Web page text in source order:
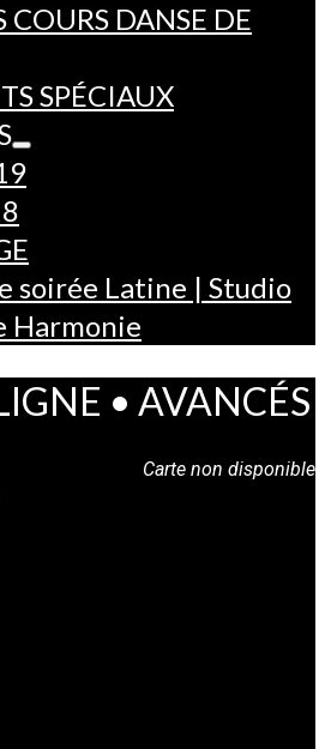
COURS DANSE DE
SPÉCIAUX
soirée Latine | Studio
Harmonie
• AVANCÉS
Carte non disponible